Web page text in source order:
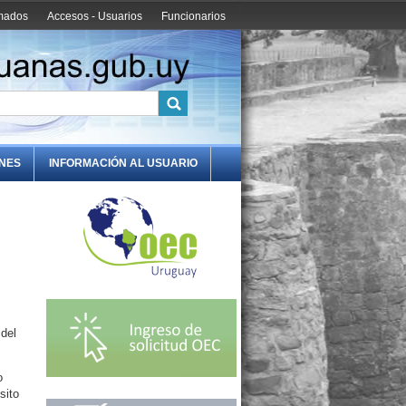
Funcionarios
Accesos - Usuarios
INFORMACIÓN AL USUARIO